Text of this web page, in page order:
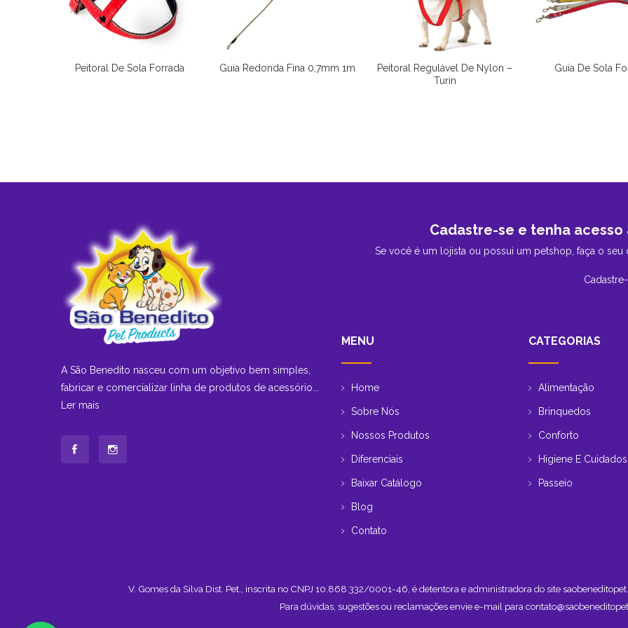
Peitoral De Sola Forrada Guia Redonda Fina 0,7mm 1m
Peitoral Regulável De Nylon –
Turin
Guia De Sola
A São Benedito nasceu com um objetivo bem simples,
fabricar e comercializar linha de produtos de acessório...
Ler mais
Cadastre-se e tenha
Se você é um lojista ou possui um petshop, faça o
MENU
Home
Sobre Nós
Nossos Produtos
Diferenciais
Baixar Catálogo
Blog
Contato
CATEGORIAS
Alimentação
Brinquedos
Conforto
Higiene E Cuidados
Passeio
V. Gomes da Silva Dist. Pet., inscrita no CNPJ 10.868.332/0001-46, é detentora e administradora do site
Para dúvidas, sugestões ou reclamações envie e-mail para